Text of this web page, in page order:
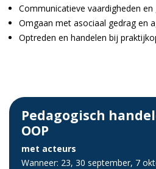
Communicatieve vaardigheden en
Omgaan met asociaal gedrag en
Optreden en handelen bij
Pedagogisch
OOP
met acteurs
Wanneer: 23, 30 september, 7